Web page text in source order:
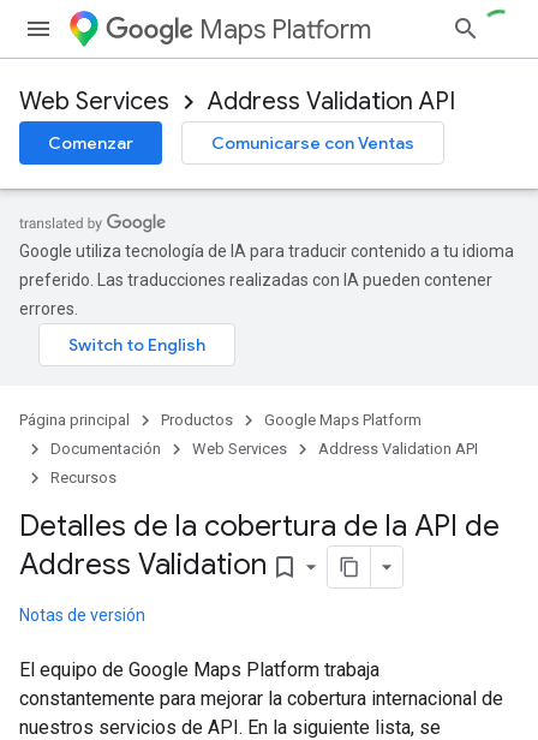
Maps Platform
Web Services Address Validation API
Comenzar Comunicarse con Ventas
Google utiliza tecnología de IA para traducir contenido a tu idioma
preferido. Las traducciones realizadas con IA pueden contener
errores.
Página principal Productos
Google Maps Platform
Documentación
Web Services
Address Validation API
Recursos
Detalles de la cobertura de la API de
Address Validation bookmark_border
Notas de versión
El equipo de Google Maps Platform trabaja
constantemente para mejorar la cobertura internacional de
nuestros servicios de API. En la siguiente lista, se